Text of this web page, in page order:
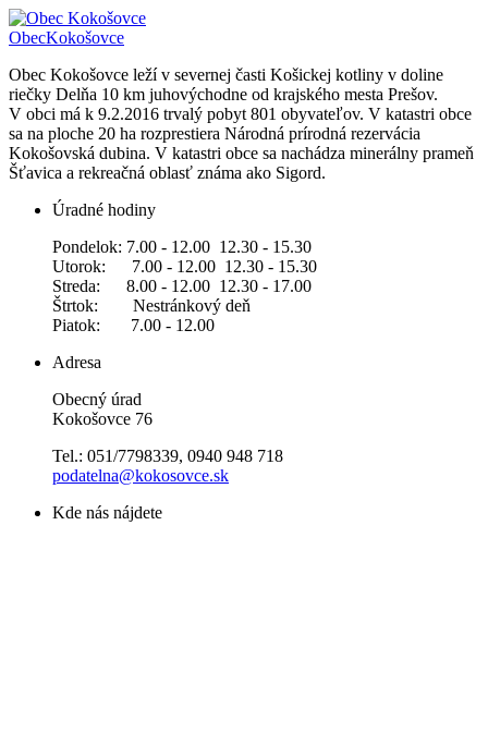
ObecKokošovce
Obec Kokošovce leží v severnej časti Košickej kotliny v doline
riečky Delňa 10 km juhovýchodne od krajského mesta Prešov.
V obci má k 9.2.2016 trvalý pobyt 801 obyvateľov. V katastri obce
sa na ploche 20 ha rozprestiera Národná prírodná rezervácia
Kokošovská dubina. V katastri obce sa nachádza minerálny prameň
Šťavica a rekreačná oblasť známa ako Sigord.
Úradné hodiny
Pondelok: 7.00 - 12.00 12.30 - 15.30
Utorok: 7.00 - 12.00 12.30 - 15.30
Streda: 8.00 - 12.00 12.30 - 17.00
Štrtok: Nestránkový deň
Piatok: 7.00 - 12.00
Adresa
Obecný úrad
Kokošovce 76
Tel.: 051/7798339, 0940 948 718
podatelna@kokosovce.sk
Kde nás nájdete